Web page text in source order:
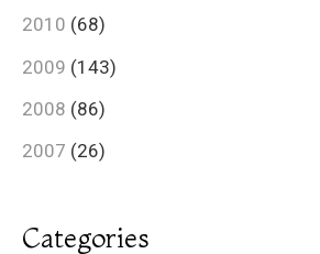
2010 (68)
2009 (143)
2008 (86)
2007 (26)
Categories